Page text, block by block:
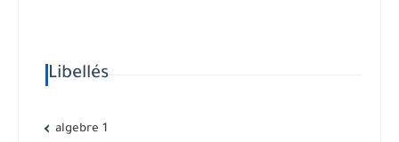
Libellés
algebre 1